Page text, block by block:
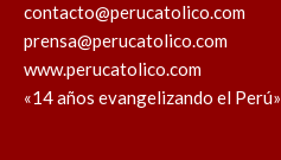
contacto@perucatolico.com
prensa@perucatolico.com
www.perucatolico.com
«14 años evangelizando el Perú»